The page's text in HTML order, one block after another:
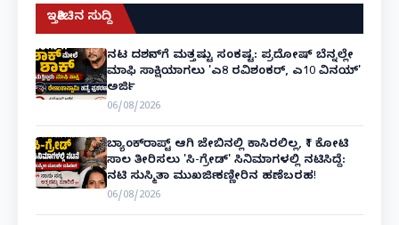
ಇತ್ತೀಚಿನ ಸುದ್ದಿ
ನಟ ದರ್ಶನ್‌ಗೆ ಮತ್ತಷ್ಟು ಸಂಕಷ್ಟ: ಪ್ರದೋಷ್ ಬೆನ್ನಲ್ಲೇ
ಮಾಫಿ ಸಾಕ್ಷಿಯಾಗಲು 'ಎ8 ರವಿಶಂಕರ್, ಎ10 ವಿನಯ್'
ಅರ್ಜಿ!
06/08/2026
ಬ್ಯಾಂಕ್‌ರಾಪ್ಟ್‌ ಆಗಿ ಜೇಬಿನಲ್ಲಿ ಕಾಸಿರಲಿಲ್ಲ, ₹1 ಕೋಟಿ
ಸಾಲ ತೀರಿಸಲು 'ಸಿ-ಗ್ರೇಡ್' ಸಿನಿಮಾಗಳಲ್ಲಿ ನಟಿಸಿದ್ದೆ:
ನಟಿ ಸುಸ್ಮಿತಾ ಮುಖರ್ಜಿ ಕಣ್ಣೀರಿನ ಹಣೆಬರಹ!
06/08/2026